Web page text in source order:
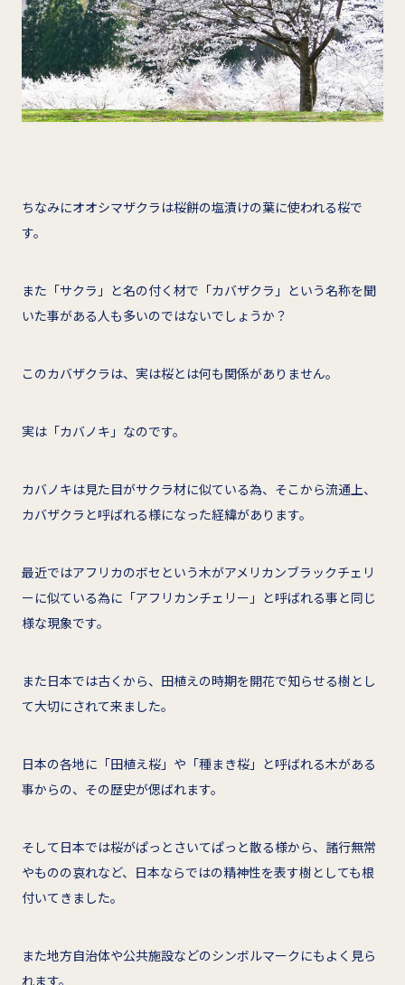
ちなみにオオシマザクラは桜餅の塩漬けの葉に使われる桜で
す。
また「サクラ」と名の付く材で「カバザクラ」という名称を聞
いた事がある人も多いのではないでしょうか？
このカバザクラは、実は桜とは何も関係がありません。
実は「カバノキ」なのです。
カバノキは見た目がサクラ材に似ている為、そこから流通上、
カバザクラと呼ばれる様になった経緯があります。
最近ではアフリカのボセという木がアメリカンブラックチェリ
ーに似ている為に「アフリカンチェリー」と呼ばれる事と同じ
様な現象です。
また日本では古くから、田植えの時期を開花で知らせる樹とし
て大切にされて来ました。
日本の各地に「田植え桜」や「種まき桜」と呼ばれる木がある
事からの、その歴史が偲ばれます。
そして日本では桜がぱっとさいてぱっと散る様から、諸行無常
やものの哀れなど、日本ならではの精神性を表す樹としても根
付いてきました。
また地方自治体や公共施設などのシンボルマークにもよく見ら
れます。